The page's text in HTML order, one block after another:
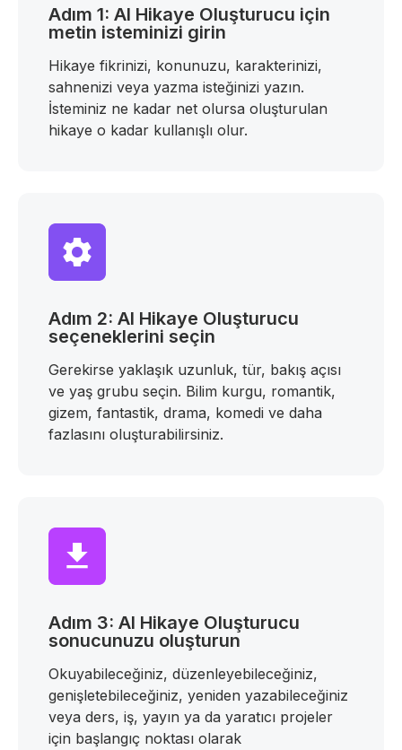
Adım 1: AI Hikaye Oluşturucu için
metin isteminizi girin
Hikaye fikrinizi, konunuzu, karakterinizi,
sahnenizi veya yazma isteğinizi yazın.
İsteminiz ne kadar net olursa oluşturulan
hikaye o kadar kullanışlı olur.
Adım 2: AI Hikaye Oluşturucu
seçeneklerini seçin
Gerekirse yaklaşık uzunluk, tür, bakış açısı
ve yaş grubu seçin. Bilim kurgu, romantik,
gizem, fantastik, drama, komedi ve daha
fazlasını oluşturabilirsiniz.
Adım 3: AI Hikaye Oluşturucu
sonucunuzu oluşturun
Okuyabileceğiniz, düzenleyebileceğiniz,
genişletebileceğiniz, yeniden yazabileceğiniz
veya ders, iş, yayın ya da yaratıcı projeler
için başlangıç noktası olarak